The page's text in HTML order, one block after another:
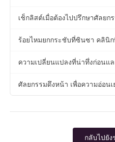
เช็กลิสต์เมื่อต้องไปปรึกษาศัลย
ร้อยไหมยกกระชับที่ซินซา คลินิ
ความเปลี่ยนแปลงที่น่าทึ่งก่อนแ
ศัลยกรรมดึงหน้า เพื่อความอ่อนเ
กลับไปยัง